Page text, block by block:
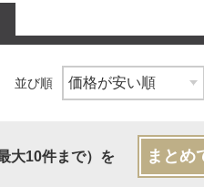
並び順
大10件まで）を まとめ